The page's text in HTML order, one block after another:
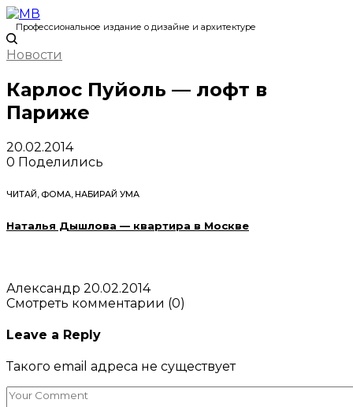
Профессиональное издание о дизайне и архитектуре
Новости
Карлос Пуйоль — лофт в
Париже
20.02.2014
0 Поделились
ЧИТАЙ, ФОМА, НАБИРАЙ УМА
Наталья Дышлова — квартира в Москве
Александр 20.02.2014
Смотреть комментарии (0)
Leave a Reply
Такого email адреса не существует